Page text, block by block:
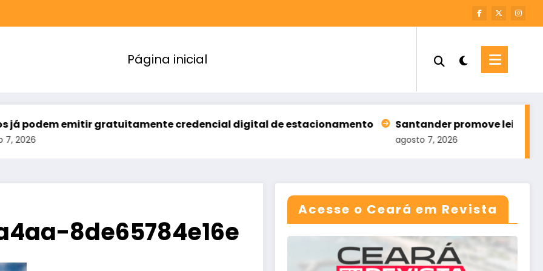
Página inicial
emitir gratuitamente credencial digital de estacionamento Santander promove leilão com 196
agosto 7, 2026
8de65784e16e
Acesse o Ceará em Revista